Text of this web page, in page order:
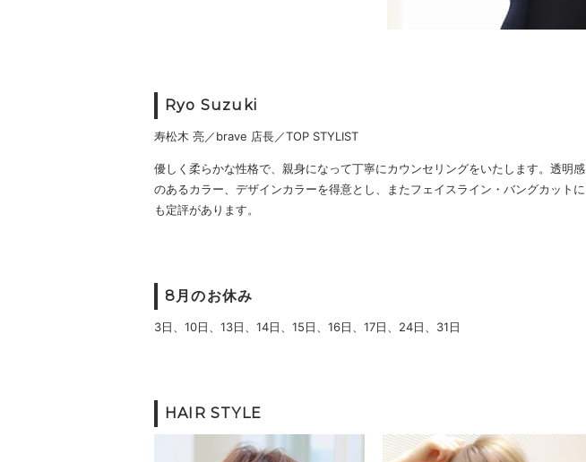
Ryo Suzuki
寿松木 亮／brave 店長／TOP STYLIST
優しく柔らかな性格で、親身になって丁寧にカウンセリングをいたします。透明感
のあるカラー、デザインカラーを得意とし、またフェイスライン・バングカットに
も定評があります。
8月のお休み
3日、10日、13日、14日、15日、16日、17日、24日、31日
HAIR STYLE